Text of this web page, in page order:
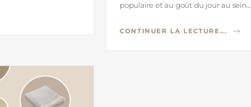
populaire et au goût du jour au sein...
CONTINUER LA LECTURE...